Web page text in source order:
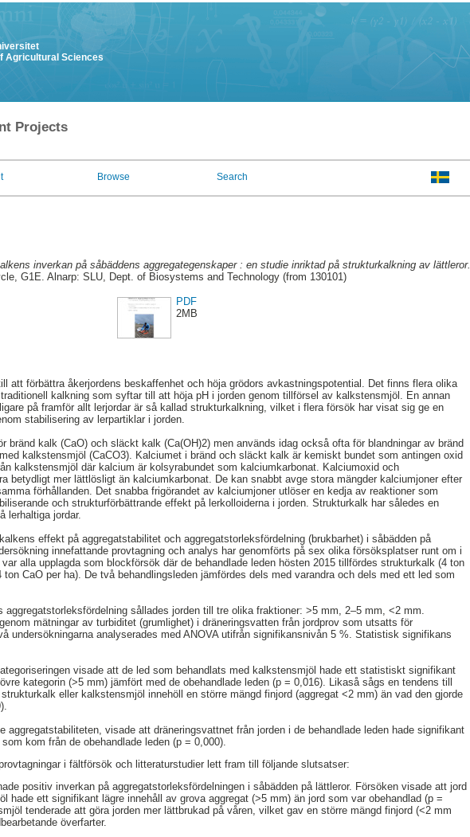
Agricultural Sciences
Projects
Browse Search
inverkan på såbäddens aggregategenskaper : en studie inriktad på strukturkalkning av lättleror.
G1E. Alnarp: SLU, Dept. of Biosystems and Technology (from 130101)
PDF
2MB
att förbättra åkerjordens beskaffenhet och höja grödors avkastningspotential. Det finns flera olika
kalkning som syftar till att höja pH i jorden genom tillförsel av kalkstensmjöl. En annan
på framför allt lerjordar är så kallad strukturkalkning, vilket i flera försök har visat sig ge en
stabilisering av lerpartiklar i jorden.
bränd kalk (CaO) och släckt kalk (Ca(OH)2) men används idag också ofta för blandningar av bränd
kalkstensmjöl (CaCO3). Kalciumet i bränd och släckt kalk är kemiskt bundet som antingen oxid
kalkstensmjöl där kalcium är kolsyrabundet som kalciumkarbonat. Kalciumoxid och
betydligt mer lättlösligt än kalciumkarbonat. De kan snabbt avge stora mängder kalciumjoner efter
förhållanden. Det snabba frigörandet av kalciumjoner utlöser en kedja av reaktioner som
och strukturförbättrande effekt på lerkolloiderna i jorden. Strukturkalk har således en
lerhaltiga jordar.
effekt på aggregatstabilitet och aggregatstorleksfördelning (brukbarhet) i såbädden på
innefattande provtagning och analys har genomförts på sex olika försöksplatser runt om i
alla upplagda som blockförsök där de behandlade leden hösten 2015 tillfördes strukturkalk (4 ton
CaO per ha). De två behandlingsleden jämfördes dels med varandra och dels med ett led som
aggregatstorleksfördelning sållades jorden till tre olika fraktioner: >5 mm, 2–5 mm, <2 mm.
mätningar av turbiditet (grumlighet) i dräneringsvatten från jordprov som utsatts för
undersökningarna analyserades med ANOVA utifrån signifikansnivån 5 %. Statistisk signifikans
visade att de led som behandlats med kalkstensmjöl hade ett statistiskt signifikant
kategorin (>5 mm) jämfört med de obehandlade leden (p = 0,016). Likaså sågs en tendens till
eller kalkstensmjöl innehöll en större mängd finjord (aggregat <2 mm) än vad den gjorde
aggregatstabiliteten, visade att dräneringsvattnet från jorden i de behandlade leden hade signifikant
kom från de obehandlade leden (p = 0,000).
i fältförsök och litteraturstudier lett fram till följande slutsatser:
positiv inverkan på aggregatstorleksfördelningen i såbädden på lättleror. Försöken visade att jord
hade ett signifikant lägre innehåll av grova aggregat (>5 mm) än jord som var obehandlad (p =
tenderade att göra jorden mer lättbrukad på våren, vilket gav en större mängd finjord (<2 mm
överfarter.